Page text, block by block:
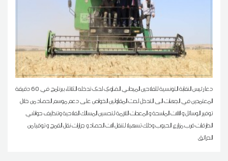
دعا رئيس النقابة التونسية للفلاحين الميداني الضاوي لدى تدخله الثلاثاء ببرنامج في 60 دقيقة
المعتمدين في الجهات الى التدخل لحث المقاولين الخواص على دعم موسم الحصاد من خلال
توفير الوسائل و الآلات الماسحة و المعدات اللازمة لتحسين المسالك الفلاحية وتنظيف حواشي
الطرقات قرب مزارع الحبوب وذلك تسهيلا لتنقل آلات الحصاد و جرارات نقل القمح و توقيا من
الحرائق